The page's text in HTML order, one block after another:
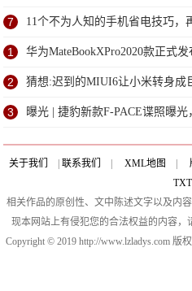
7 11个不为人知的手机省电技巧，
1 华为MateBookXPro2020款正式
2 猜想:迟到的MIUI6让小米转身成
3 曝光 | 捷豹新款F-PACE谍照曝
关于我们 联系我们 XML地图
TXT
相关作品的原创性、文中陈述文字以及内
现本网站上有侵犯您的合法权益的内容，
Copyright © 2019 http://www.lzladys.com